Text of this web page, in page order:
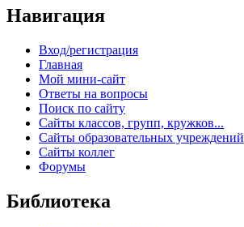
Навигация
Вход/регистрация
Главная
Мой мини-сайт
Ответы на вопросы
Поиск по сайту
Сайты классов, групп, кружков...
Сайты образовательных учреждений
Сайты коллег
Форумы
Библиотека